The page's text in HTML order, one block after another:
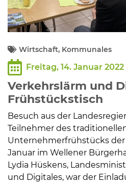
Wirtschaft, Kommunales
Freitag, 14. Januar 2022
Verkehrslärm und
Frühstückstisch
Besuch aus der
Teilnehmer des
Unternehmerfrühstücks der
Januar im Wellener
Lydia Hüskens,
und Digitales, war der